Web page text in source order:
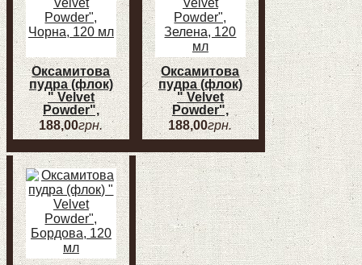
Оксамитова
пудра (флок)
" Velvet
Powder",
Чорна, 120 мл
188,00грн.
Оксамитова
пудра (флок)
" Velvet
Powder",
Зелена, 120
мл
188,00грн.